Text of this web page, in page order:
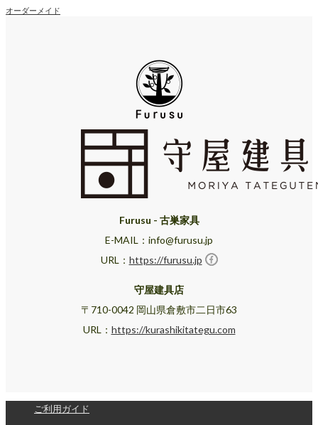
オーダーメイド
Furusu - 古巣家具
E-MAIL：info@furusu.jp
URL： https://furusu.jp
守屋建具店
〒710-0042 岡山県倉敷市二日市63
URL： https://kurashikitategu.com
ご利用ガイド